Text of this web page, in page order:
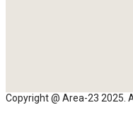
Copyright @ Area-23 2025.